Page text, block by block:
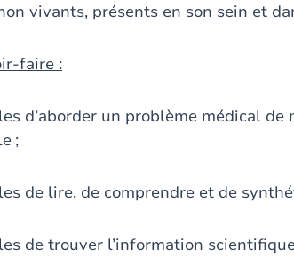
vivants, présents en son sein et
faire :
d’aborder un problème médical
;
de lire, de comprendre et de
de trouver l’information